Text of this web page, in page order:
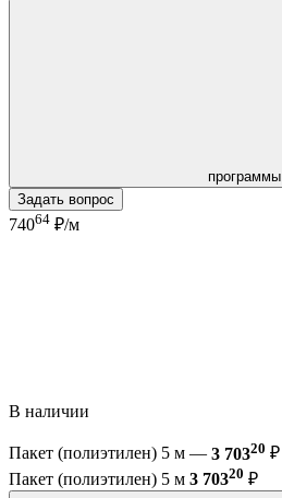
программы
Задать вопрос
74064 ₽/м
В наличии
Пакет (полиэтилен) 5 м — 3 70320 ₽
Пакет (полиэтилен) 5 м 3 70320 ₽